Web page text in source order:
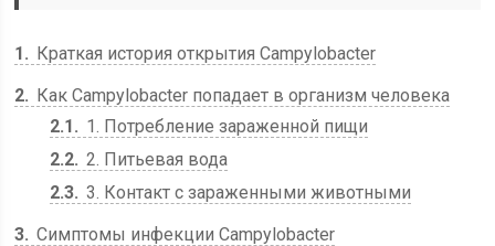
1
Краткая история открытия Campylobacter
2
Как Campylobacter попадает в организм человека
2.1
1. Потребление зараженной пищи
2.2 2. Питьевая вода
2.3 3. Контакт с зараженными животными
3 Симптомы инфекции Campylobacter